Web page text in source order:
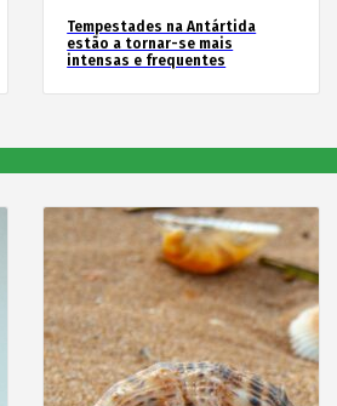
Tempestades na Antártida
estão a tornar-se mais
intensas e frequentes